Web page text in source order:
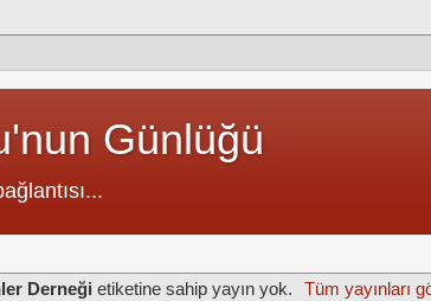
Günlüğü
Derneği etiketine sahip yayın yok. Tüm yayınları